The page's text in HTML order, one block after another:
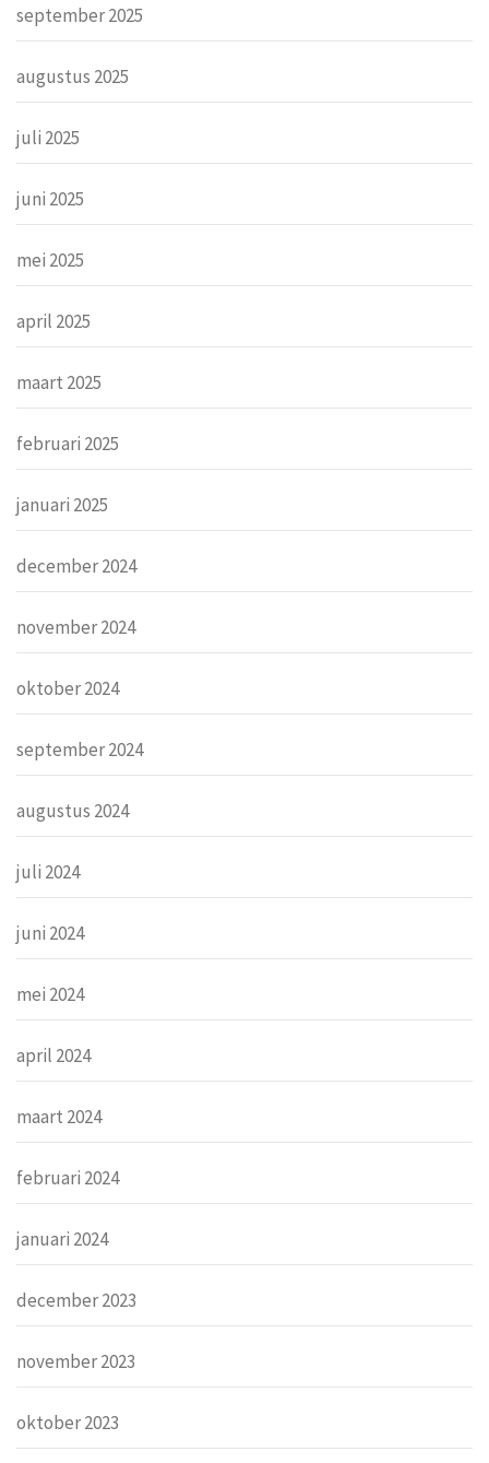
september 2025
augustus 2025
juli 2025
juni 2025
mei 2025
april 2025
maart 2025
februari 2025
januari 2025
december 2024
november 2024
oktober 2024
september 2024
augustus 2024
juli 2024
juni 2024
mei 2024
april 2024
maart 2024
februari 2024
januari 2024
december 2023
november 2023
oktober 2023